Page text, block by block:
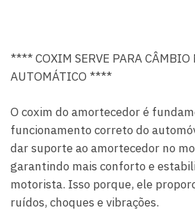
**** COXIM SERVE PARA CÂMBIO
AUTOMÁTICO ****
O coxim do amortecedor é
funcionamento correto do
dar suporte ao amortecedor no
garantindo mais conforto e
motorista. Isso porque, ele
ruídos, choques e vibrações.